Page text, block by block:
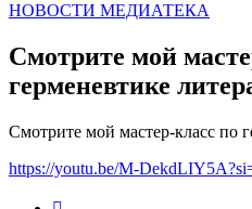
НОВОСТИ МЕДИАТЕКА
Смотрите мой
герменевтике
Смотрите мой мастер-класс по
https://youtu.be/M-